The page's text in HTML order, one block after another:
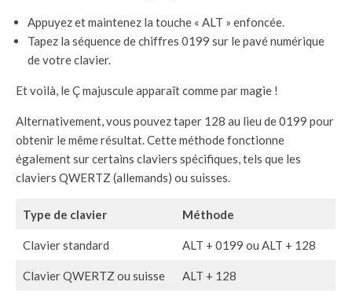
Appuyez et maintenez la touche « ALT » enfoncée.
Tapez la séquence de chiffres 0199 sur le pavé numérique
de votre clavier.
Et voilà, le Ç majuscule apparaît comme par magie !
Alternativement, vous pouvez taper 128 au lieu de 0199 pour
obtenir le même résultat. Cette méthode fonctionne
également sur certains claviers spécifiques, tels que les
claviers QWERTZ (allemands) ou suisses.
Type de clavier Méthode
Clavier standard ALT + 0199 ou ALT + 128
Clavier QWERTZ ou suisse ALT + 128